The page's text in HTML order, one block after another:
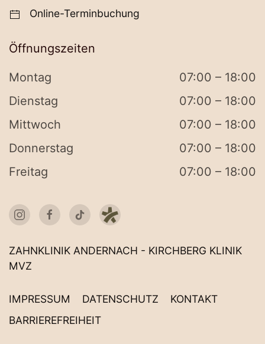
Online-Terminbuchung
Öffnungszeiten
Montag
07:00 – 18:00
Dienstag
07:00 – 18:00
Mittwoch
07:00 – 18:00
Donnerstag
07:00 – 18:00
Freitag
07:00 – 18:00
ZAHNKLINIK ANDERNACH - KIRCHBERG KLINIK
MVZ
IMPRESSUM DATENSCHUTZ
KONTAKT
BARRIEREFREIHEIT